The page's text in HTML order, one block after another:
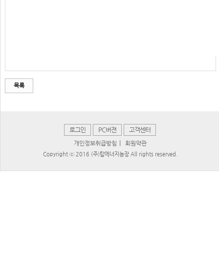
목록
로그인 PC버젼 고객센터
개인정보취급방침 회원약관
Copyright ⓒ 2016 (주)탑에너지농장 All rights reserved.